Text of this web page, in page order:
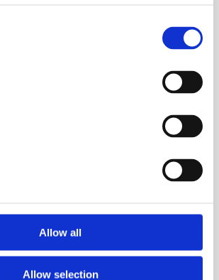
Allow all
Allow selection
La validez, experiencia y fiabilidad
y marcas comerciales